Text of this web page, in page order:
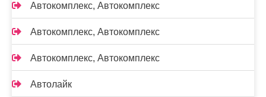
Автокомплекс, Автокомплекс
Автокомплекс, Автокомплекс
Автокомплекс, Автокомплекс
Автолайк